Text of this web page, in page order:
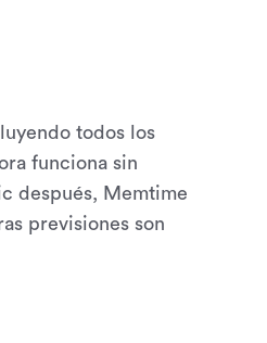
todos los
funciona sin
después, Memtime
previsiones son